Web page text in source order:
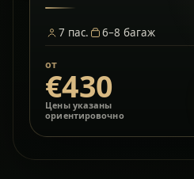
7 пас. 6–8 багаж
от
€430
Цены указаны
ориентировочно